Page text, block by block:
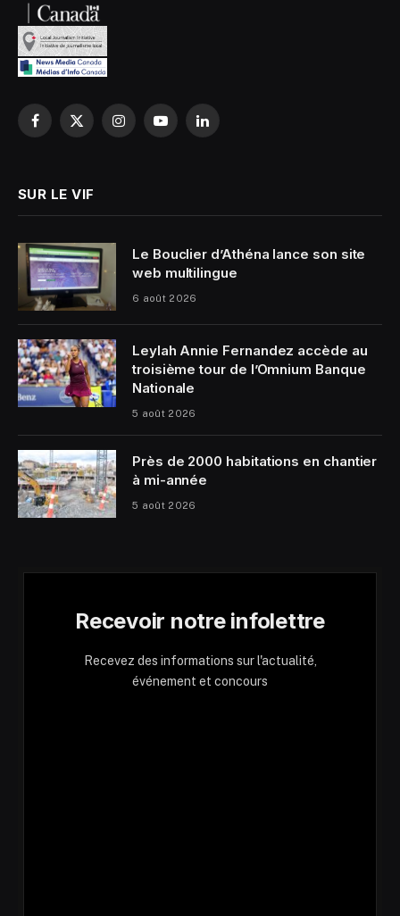
Facebook
X
InstagramYouTubeLinkedIn
SUR LE VIF
Le Bouclier d’Athéna lance son site
web multilingue
6 août 2026
Leylah Annie Fernandez accède au
troisième tour de l’Omnium Banque
Nationale
5 août 2026
Près de 2000 habitations en chantier
à mi-année
5 août 2026
Recevoir notre infolettre
Recevez des informations sur l'actualité,
événement et concours